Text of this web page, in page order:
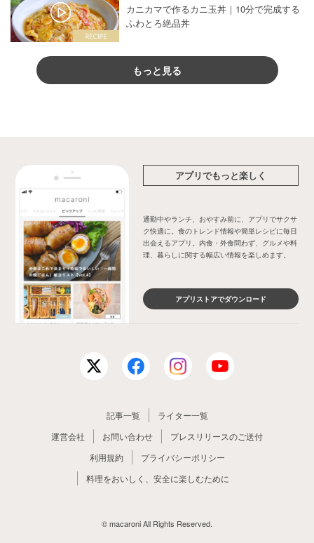
カニカマで作るカニ玉丼｜10分で完成する
ふわとろ絶品丼
もっと見る
アプリでもっと楽しく
通勤中やランチ、おやすみ前に、アプリでサクサ
ク快適に。食のトレンド情報や簡単レシピに毎日
出会えるアプリ。内食・外食問わず、グルメや料
理、暮らしに関する幅広い情報を楽しめます。
アプリストアでダウンロード
記事一覧
ライター一覧
運営会社
お問い合わせ
プレスリリースのご送付
利用規約
プライバシーポリシー
料理をおいしく、安全に楽しむために
© macaroni All Rights Reserved.